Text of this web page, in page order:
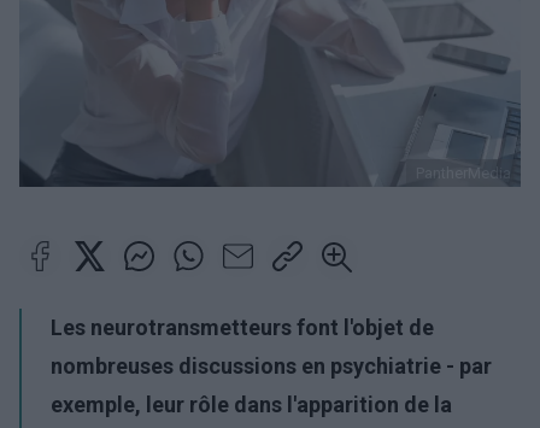
PantherMedia
Les neurotransmetteurs font l'objet de
nombreuses discussions en psychiatrie - par
exemple, leur rôle dans l'apparition de la